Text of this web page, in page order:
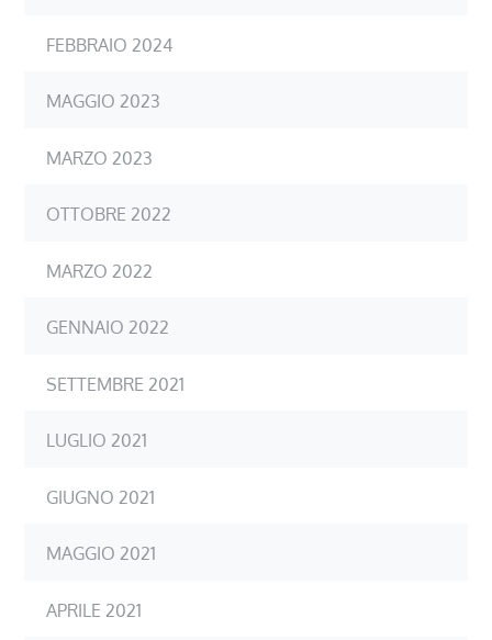
FEBBRAIO 2024
MAGGIO 2023
MARZO 2023
OTTOBRE 2022
MARZO 2022
GENNAIO 2022
SETTEMBRE 2021
LUGLIO 2021
GIUGNO 2021
MAGGIO 2021
APRILE 2021